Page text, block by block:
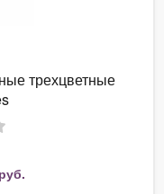
трехцветные
руб.